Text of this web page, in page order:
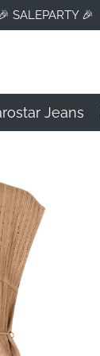
SALEPARTY 🎉
Jeans